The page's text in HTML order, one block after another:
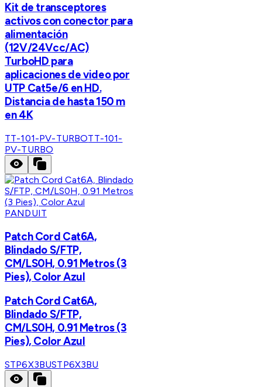
Kit de transceptores
activos con conector para
alimentación
(12V/24Vcc/AC)
TurboHD para
aplicaciones de video por
UTP Cat5e/6 en HD.
Distancia de hasta 150 m
en 4K
TT-101-PV-TURBOTT-101-
PV-TURBO
PANDUIT
Patch Cord Cat6A,
Blindado S/FTP,
CM/LS0H, 0.91 Metros (3
Pies), Color Azul
Patch Cord Cat6A,
Blindado S/FTP,
CM/LS0H, 0.91 Metros (3
Pies), Color Azul
STP6X3BUSTP6X3BU